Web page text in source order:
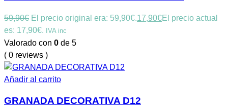
59,90€ El precio original era: 59,90€.17,90€El precio actual
es: 17,90€. IVA inc
Valorado con 0 de 5
( 0 reviews )
Añadir al carrito
GRANADA DECORATIVA D12